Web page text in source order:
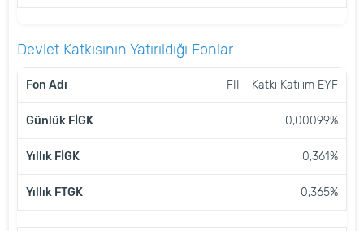
Devlet Katkısının Yatırıldığı Fonlar
FON
GÜNLÜK
FII - Katkı Katılım EYF
0,00099%
0,361%
0,365%